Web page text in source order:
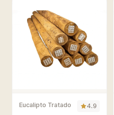
Eucalipto Tratado 4.9